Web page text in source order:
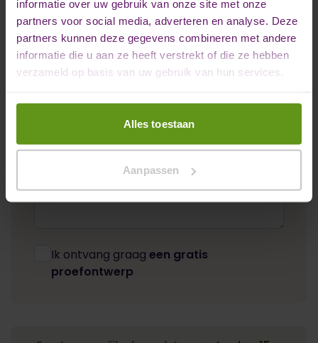
informatie over uw gebruik van onze site met onze
partners voor social media, adverteren en analyse. Deze
partners kunnen deze gegevens combineren met andere
informatie die u aan ze heeft verstrekt of die ze hebben
verzameld op basis van uw gebruik van hun services.
Alles toestaan
Aanpassen
Emailadres *
Opmerkingen
Ik ontvang graag een gratis
proefontwerp